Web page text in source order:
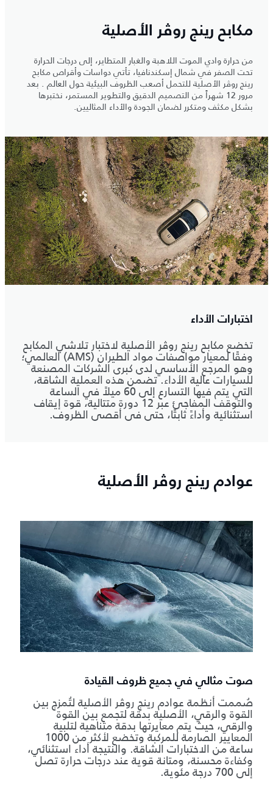
مكابح رينج روڤر الأصلية
من حرارة وادي الموت اللاهبة والغبار المتطاير، إلى درجات الحرارة
تحت الصفر في شمال إسكندنافيا، تأتي دواسات وأقراص مكابح
رينج روڤر الأصلية للتحمل أصعب الظروف البيئية حول العالم . بعد
مرور 12 شهراً من التصميم الدقيق والتطوير المستمر، نختبرها
بشكل مكثف ومتكرر لضمان الجودة والأداء المثاليين.
اختبارات الأداء
تخضع مكابح رينج روڤر الأصلية لاختبار تلاشي المكابح
وفقًا لمعيار مواصفات مواد الطيران (AMS) العالمي؛
وهو المرجع الأساسي لدى كبرى الشركات المصنعة
للسيارات عالية الأداء. تضمن هذه العملية الشاقة،
التي يتم فيها التسارع إلى 60 ميلاً في الساعة
والتوقف المفاجئ عبر 12 دورة متتالية، قوة إيقاف
استثنائية وأداءً ثابتًا، حتى في أقصى الظروف.
عوادم رينج روڤر الأصلية
صوت مثالي في جميع ظروف القيادة
صُممت أنظمة عوادم رينج روڤر الأصلية لتُمزج بين
القوة والرقي، الأصلية بدقة لتجمع بين القوة
والرقي، حيث يتم معايرتها بدقة متناهية لتلبية
المعايير الصارمة للمركبة وتخضع لأكثر من 1000
ساعة من الاختبارات الشاقة. والنتيجة أداء استثنائي،
وكفاءة محسنة، ومتانة قوية عند درجات حرارة تصل
إلى 700 درجة مئوية.